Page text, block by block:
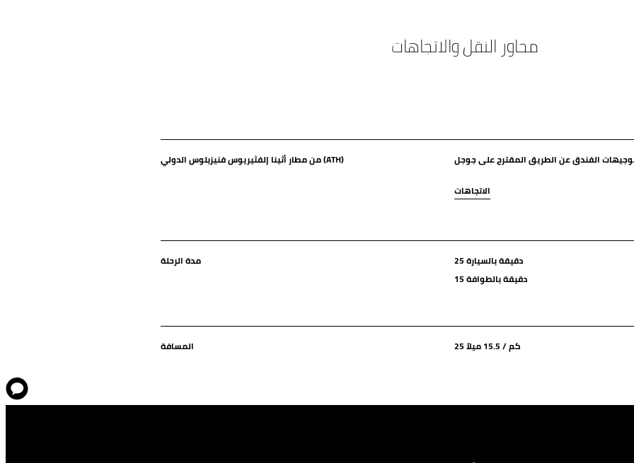
محاور النقل والاتجاهات
من مطار أثينا إلفثيريوس فنيزيلوس الدولي (ATH)
الفندق عن الطريق المقترح على جوجل
الاتجاهات
مدة الرحلة
25 دقيقة بالسيارة
15 دقيقة بالطوافة
المسافة 25 كم / 15.5 ميلاً